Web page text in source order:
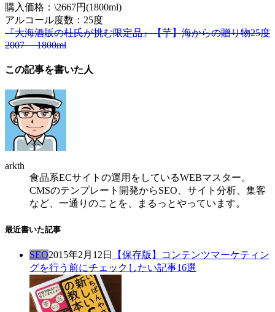
購入価格：\2667円(1800ml)
アルコール度数：25度
『大海酒販の杜氏が挑む限定品』【芋】海からの贈り物25度
2007 1800ml
この記事を書いた人
arkth
食品系ECサイトの運用をしているWEBマスター。
CMSのテンプレート開発からSEO、サイト分析、集客
など、一通りのことを、まるっとやっています。
最近書いた記事
SEO2015年2月12日
【保存版】コンテンツマーケティン
グを行う前にチェックしたい記事16選